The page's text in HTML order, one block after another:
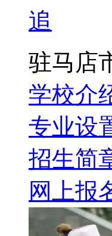
追
驻马店
学校介
专业设
招生简
网上报